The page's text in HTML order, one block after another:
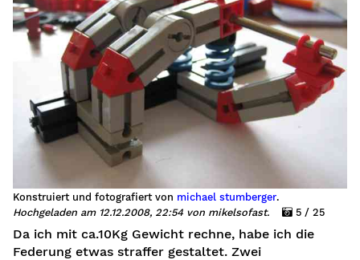
Konstruiert und fotografiert von michael stumberger.
Hochgeladen am 12.12.2008, 22:54 von mikelsofast.
5 / 25
Da ich mit ca.10Kg Gewicht rechne, habe ich die
Federung etwas straffer gestaltet. Zwei